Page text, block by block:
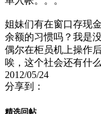
姐妹们有在窗口存现
余额的习惯吗？我是没
偶尔在柜员机上操作
唉，这个社会还有什
2012/05/24
分享到：
精选回帖